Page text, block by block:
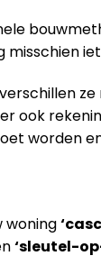
misschien
ook
worden
woning
‘sleutel-